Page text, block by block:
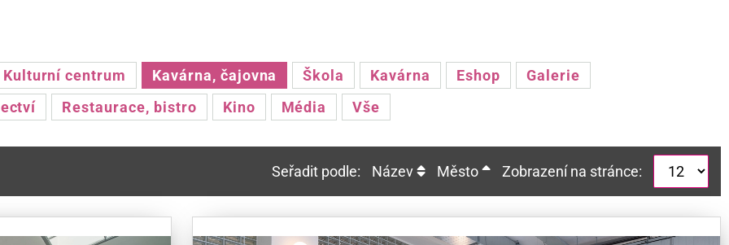
Kulturní centrum Kavárna, čajovna Škola Kavárna Eshop
Galerie
Restaurace, bistro Kino Média Vše
Seřadit podle: Název Město Zobrazení na stránce: